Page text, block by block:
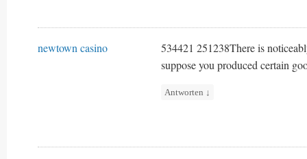
newtown casino
534421 251238There is
suppose you produced certain
Antworten ↓